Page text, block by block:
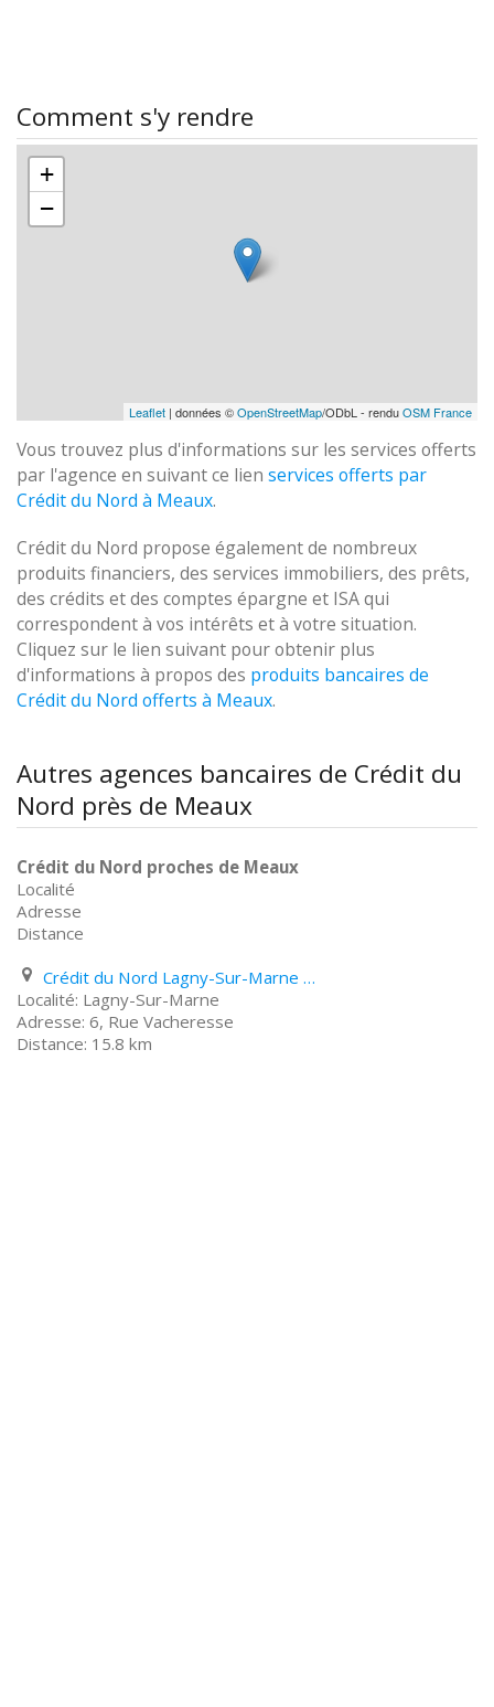
Comment s'y rendre
+
−
Leaflet | données ©OpenStreetMap/ODbL - renduOSM France
Vous trouvez plus d'informations sur les services offerts
par l'agence en suivant ce lien services offerts par
Crédit du Nord à Meaux.
Crédit du Nord propose également de nombreux
produits financiers, des services immobiliers, des prêts,
des crédits et des comptes épargne et ISA qui
correspondent à vos intérêts et à votre situation.
Cliquez sur le lien suivant pour obtenir plus
d'informations à propos des produits bancaires de
Crédit du Nord offerts à Meaux.
Autres agences bancaires de Crédit du
Nord près de Meaux
Crédit du Nord proches de Meaux
Localité
Adresse
Distance
Crédit du Nord Lagny-Sur-Marne 6, Rue Vacheresse
Lagny-Sur-Marne
6, Rue Vacheresse
15.8 km